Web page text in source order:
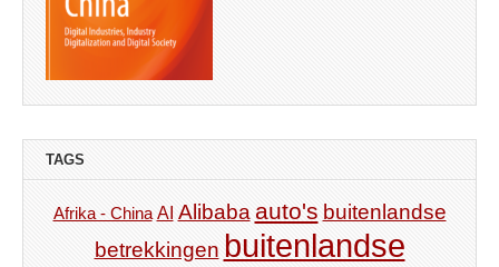
TAGS
Afrika - China AI Alibaba auto's buitenlandse
betrekkingen buitenlandse